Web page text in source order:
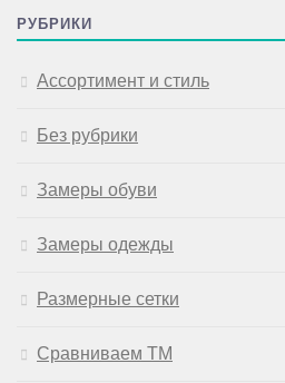
РУБРИКИ
Ассортимент и стиль
Без рубрики
Замеры обуви
Замеры одежды
Размерные сетки
Сравниваем ТМ